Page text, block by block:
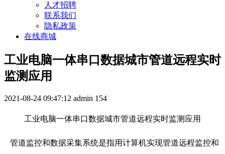
人才招聘
联系我们
隐私政策
在线商城
工业电脑一体串口数据城市管道远程实时
监测应用
2021-08-24 09:47:12 admin 154
工业电脑一体串口数据城市管道远程实时监测应用
管道监控和数据采集系统是指用计算机实现管道远程监控和